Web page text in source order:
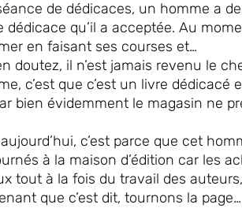
de dédicaces, un homme a
dédicace qu’il a acceptée. Au
en faisant ses courses et…
doutez, il n’est jamais revenu le
c’est que c’est un livre
bien évidemment le magasin ne
aujourd’hui, c’est parce que cet
à la maison d’édition car les
tout à la fois du travail des
que c’est dit, tournons la page…